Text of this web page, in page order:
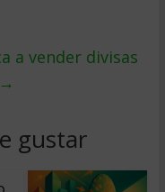
a vender divisas
→
gustar